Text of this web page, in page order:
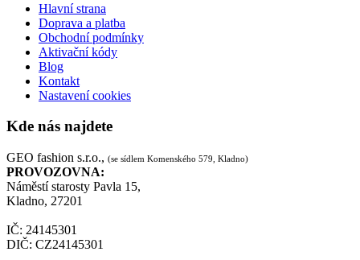
Hlavní strana
Doprava a platba
Obchodní podmínky
Aktivační kódy
Blog
Kontakt
Nastavení cookies
Kde nás najdete
GEO fashion s.r.o., (se sídlem Komenského 579, Kladno)
PROVOZOVNA:
Náměstí starosty Pavla 15,
Kladno, 27201
IČ: 24145301
DIČ: CZ24145301